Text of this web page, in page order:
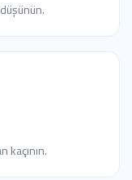
kaçının.